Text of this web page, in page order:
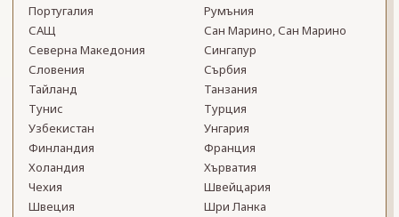
Португалия
Румъния
САЩ
Сан Марино, Сан Марино
Северна Македония
Сингапур
Словения
Сърбия
Тайланд
Танзания
Тунис
Турция
Узбекистан
Унгария
Финландия
Франция
Холандия
Хърватия
Чехия
Швейцария
Швеция
Шри Ланка